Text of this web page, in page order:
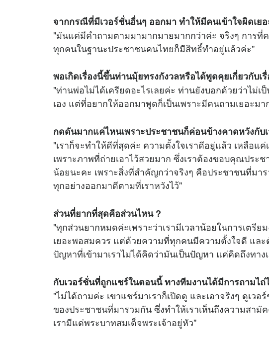
จากกรณีที่มีเวอร์ชั่นอื่นๆ ออกมา ทำให้มีคนเข้าใจผิดเย
"มันแค่มีคำถามตามมามากมายมากกว่าค่ะ จริงๆ การที่
ทุกคนในฐานะประชาชนคนไทยก็มีสิทธิ์ทำอยู่แล้วค่ะ"
พอเกิดเรื่องนี้ขึ้นท่านมุ้ยทรงกังวลหรือได้พูดคุยเกี่ยวกับเ
"ท่านพ่อไม่ได้เครียดอะไรเลยค่ะ ท่านยังบอกด้วยว่าไม่
เอง แต่ที่อยากให้ออกมาพูดก็เป็นเพราะมีคนถามเยอะมา
กดดันมากแค่ไหนเพราะประชาชนก็ค่อนข้างคาดหวังกับ
"เราก็จะทำให้ดีที่สุดค่ะ ความตั้งใจเราดีอยู่แล้ว เหลือแ
เพราะภาพที่ถ่ายเอาไว้สวยมาก ซึ่งเราต้องขอบคุณปร
น้อยนะคะ เพราะสิ่งที่สำคัญกว่าจริงๆ คือประชาชนที่มา
ทุกอย่างออกมาดีตามที่เราหวังไว้"
ส่วนที่ยากที่สุดคือส่วนไหน ?
"ทุกส่วนยากหมดค่ะเพราะว่าเรามีเวลาน้อยในการเตรีย
เยอะพอสมควร แต่ด้วยความที่ทุกคนมีความตั้งใจดี แล
ปัญหาที่เข้ามาเราไม่ได้คิดว่ามันเป็นปัญหา แค่คิดถึงทาง
กับเวอร์ชั่นที่ถูกแชร์ในตอนนี้ ทางทีมงานได้มีการถามไถ่
"ไม่ได้ถามค่ะ เขาแชร์มาเราก็เปิดดู และเอาจริงๆ ดูเว
ของประชาชนที่มารวมกัน ซึ่งทำให้เราเห็นถึงความสา
เรามีแด่พระบาทสมเด็จพระเจ้าอยู่หัว"